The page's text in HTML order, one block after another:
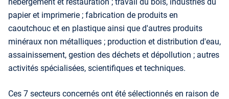
papier et imprimerie ; fabrication de produits en
caoutchouc et en plastique ainsi que d'autres produits
minéraux non métalliques ; production et distribution d'eau,
assainissement, gestion des déchets et dépollution ; autres
activités spécialisées, scientifiques et techniques.
Ces 7 secteurs concernés ont été sélectionnés en raison de